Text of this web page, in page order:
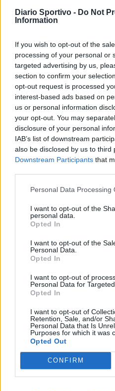
Diario Sportivo - Do Not
Information
If you wish to opt-out of the
processing of your personal or
targeted advertising by us,
section to confirm your
opt-out request is processed
interest-based ads based on
us or personal information
your opt-out. You may
disclosure of your personal
IAB’s list of downstream
also be disclosed by us to third
Downstream Participants that
Personal Data Processing
I want to opt-out of the
personal data.
Opted In
I want to opt-out of the
Personal Data.
Opted In
I want to opt-out of
Personal Data for
Opted In
I want to opt-out of
Retention, Sale, and/or
Personal Data that Is
Purposes for which it was
Opted Out
CONFIRM
8 Ago 2026
Il Latte Dolce
Mascia,
gli altri
8 Ago 2026
Latte Dolce,
giocatori della
9 Ago 2024
presentato
8 Lug 2026
Zedda: